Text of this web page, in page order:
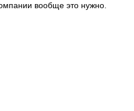
вообще это нужно.